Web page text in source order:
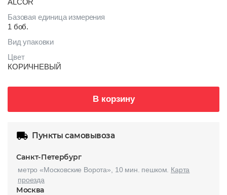
ALCOR
Базовая единица измерения
1 боб.
Вид упаковки
Цвет
КОРИЧНЕВЫЙ
В корзину
Пункты самовывоза
Санкт-Петербург
метро «Московские Ворота», 10 мин. пешком. Карта
проезда
Москва